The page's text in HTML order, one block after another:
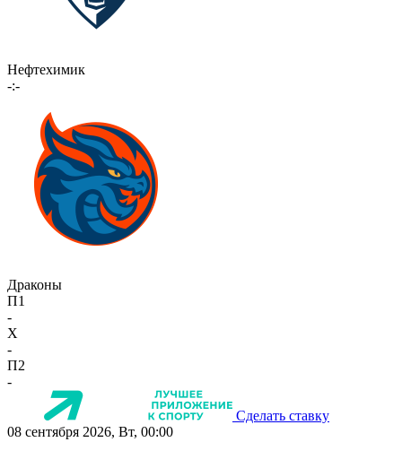
Нефтехимик
-:-
Драконы
П1
-
X
-
П2
-
Сделать ставку
08 сентября 2026, Вт, 00:00